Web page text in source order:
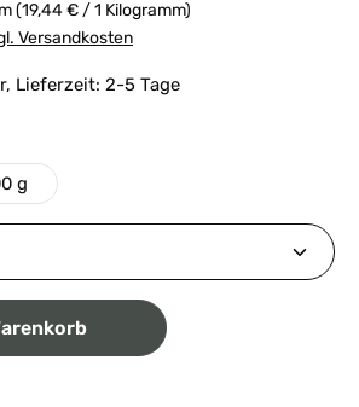
(19,44 € / 1 Kilogramm)
Versandkosten
Lieferzeit: 2-5 Tage
g
Gib den gewünschten Wert ein